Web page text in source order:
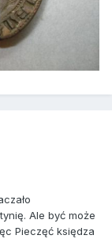
Ale być może
Pieczęć księdza